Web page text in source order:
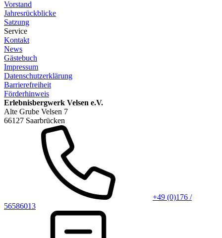
Vorstand
Jahresrückblicke
Satzung
Service
Kontakt
News
Gästebuch
Impressum
Datenschutzerklärung
Barrierefreiheit
Förderhinweis
Erlebnisbergwerk Velsen e.V.
Alte Grube Velsen 7
66127 Saarbrücken
+49 (0)176 /
56586013